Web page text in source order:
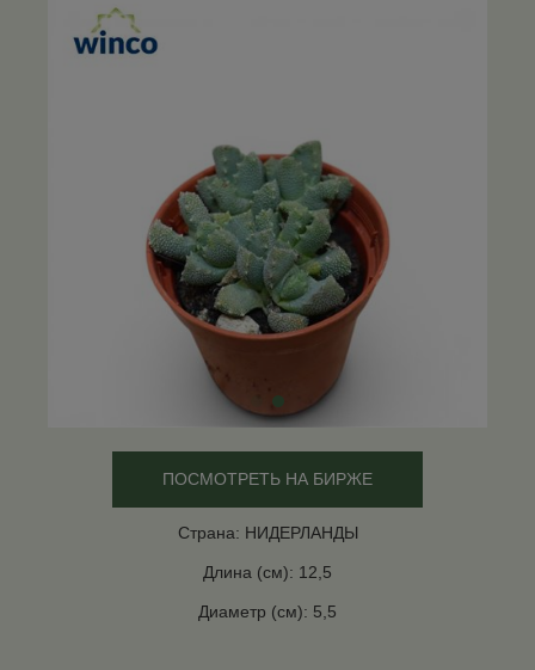
ПОСМОТРЕТЬ НА БИРЖЕ
Страна: НИДЕРЛАНДЫ
Длина (см): 12,5
Диаметр (см): 5,5